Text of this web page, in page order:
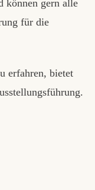
können gern alle
für die
erfahren, bietet